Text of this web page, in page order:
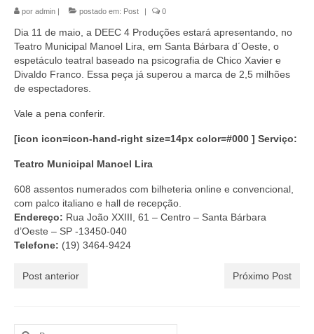
Contato
por admin | postado em: Post | 0
Dia 11 de maio, a DEEC 4 Produções estará apresentando, no
Teatro Municipal Manoel Lira, em Santa Bárbara d´Oeste, o
espetáculo teatral baseado na psicografia de Chico Xavier e
Divaldo Franco. Essa peça já superou a marca de 2,5 milhões
de espectadores.
Vale a pena conferir.
[icon icon=icon-hand-right size=14px color=#000 ] Serviço:
Teatro Municipal Manoel Lira
608 assentos numerados com bilheteria online e convencional,
com palco italiano e hall de recepção.
Endereço: Rua João XXIII, 61 – Centro – Santa Bárbara
d’Oeste – SP -13450-040
Telefone: (19) 3464-9424
Post anterior Próximo Post
Buscar